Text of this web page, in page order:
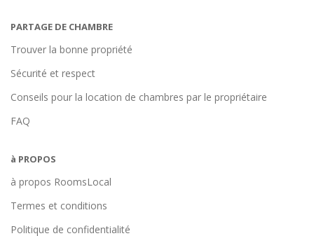
PARTAGE DE CHAMBRE
Trouver la bonne propriété
Sécurité et respect
Conseils pour la location de chambres par le propriétaire
FAQ
à PROPOS
à propos RoomsLocal
Termes et conditions
Politique de confidentialité